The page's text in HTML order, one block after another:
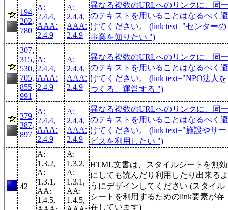
194,
202,
780
A:
2.4.4,
AAA:
2.4.9
A:
2.4.4,
AAA:
2.4.9
異なる複数のURLへのリンクに、同
のテキストを用いることはなるべく避
けてください。 (link text="センターの
事業を知りたい ")
307,
315,
530,
705,
855,
991
A:
2.4.4,
AAA:
2.4.9
A:
2.4.4,
AAA:
2.4.9
異なる複数のURLへのリンクに、同
のテキストを用いることはなるべく避
けてください。 (link text="NPO法人を
つくる、運営する ")
379,
387,
897
A:
2.4.4,
AAA:
2.4.9
A:
2.4.4,
AAA:
2.4.9
異なる複数のURLへのリンクに、同
のテキストを用いることはなるべく避
けてください。 (link text="施設やサー
ビスを利用したい ")
42
A:
1.3.2,
A:
1.3.1,
AA:
1.4.5,
A:
1.3.2,
A:
1.3.1,
AA:
1.4.5,
HTML文書は、スタイルシートを無効
にしても読んだり利用したり出来るよ
うにデザインしてください (スタイル
シートを利用するためのlink要素が存
在しています)